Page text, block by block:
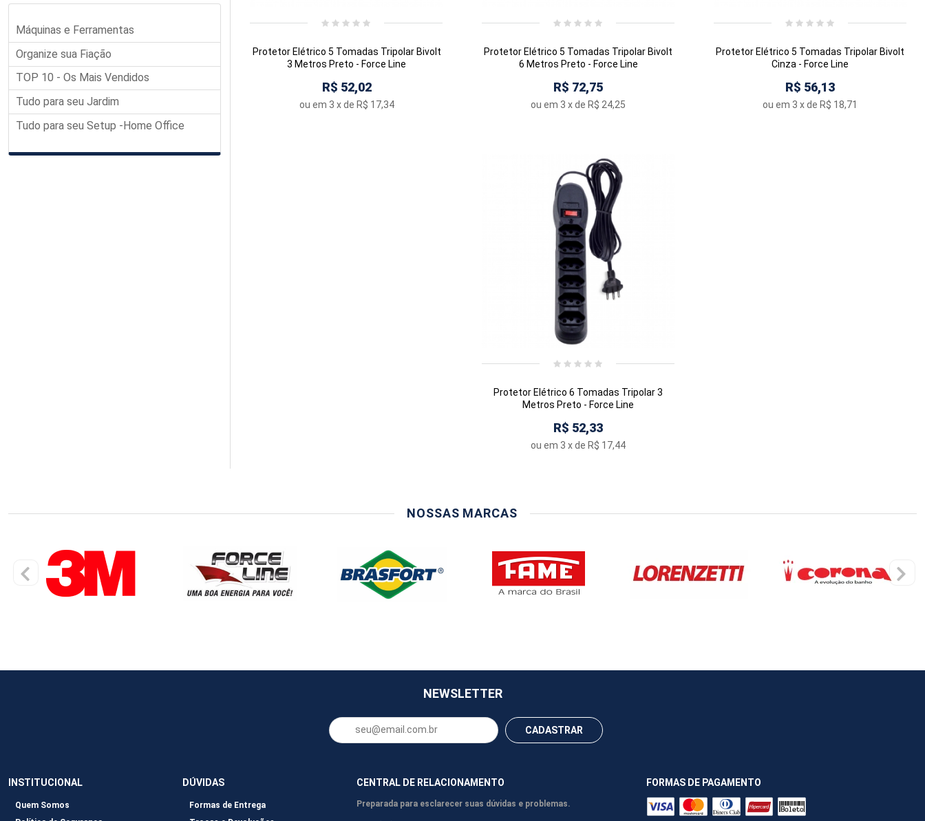
Máquinas e Ferramentas
Organize sua Fiação
TOP 10 - Os Mais Vendidos
Tudo para seu Jardim
Tudo para seu Setup -Home Office
Protetor Elétrico 5 Tomadas Tripolar Bivolt
3 Metros Preto - Force Line
R$ 52,02
ou em 3 x de R$ 17,34
Protetor Elétrico 5 Tomadas Tripolar Bivolt
6 Metros Preto - Force Line
R$ 72,75
ou em 3 x deR$ 24,25
Protetor Elétrico 5 Tomadas Tripolar Bivolt
Cinza - Force Line
R$ 56,13
ou em 3 x deR$ 18,71
Protetor Elétrico 6 Tomadas Tripolar 3
Metros Preto - Force Line
R$ 52,33
ou em 3 x de R$ 17,44
NOSSAS MARCAS
NEWSLETTER
CADASTRAR
INSTITUCIONAL
Quem Somos
DÚVIDAS
Formas de Entrega
CENTRAL DE RELACIONAMENTO
Preparada para esclarecer suas dúvidas e problemas.
FORMAS DE PAGAMENTO